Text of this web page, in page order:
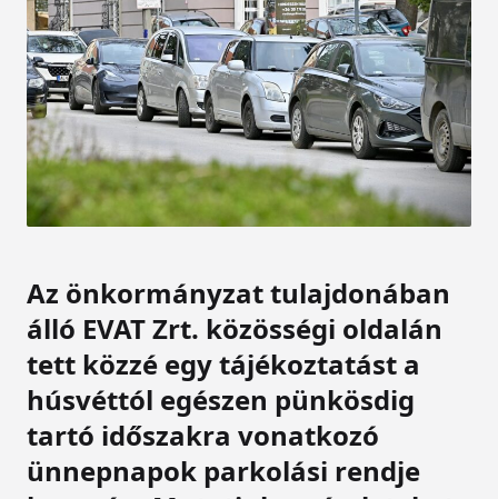
Az önkormányzat tulajdonában
álló EVAT Zrt. közösségi oldalán
tett közzé egy tájékoztatást a
húsvéttól egészen pünkösdig
tartó időszakra vonatkozó
ünnepnapok parkolási rendje